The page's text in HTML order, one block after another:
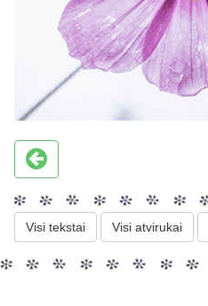
Visi tekstai Visi atvirukai